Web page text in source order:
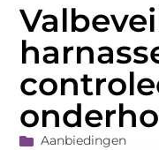
Aanbiedingen